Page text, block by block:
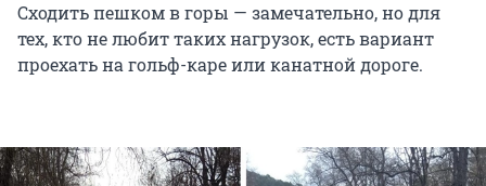
Сходить пешком в горы — замечательно, но для
тех, кто не любит таких нагрузок, есть вариант
проехать на гольф-каре или канатной дороге.